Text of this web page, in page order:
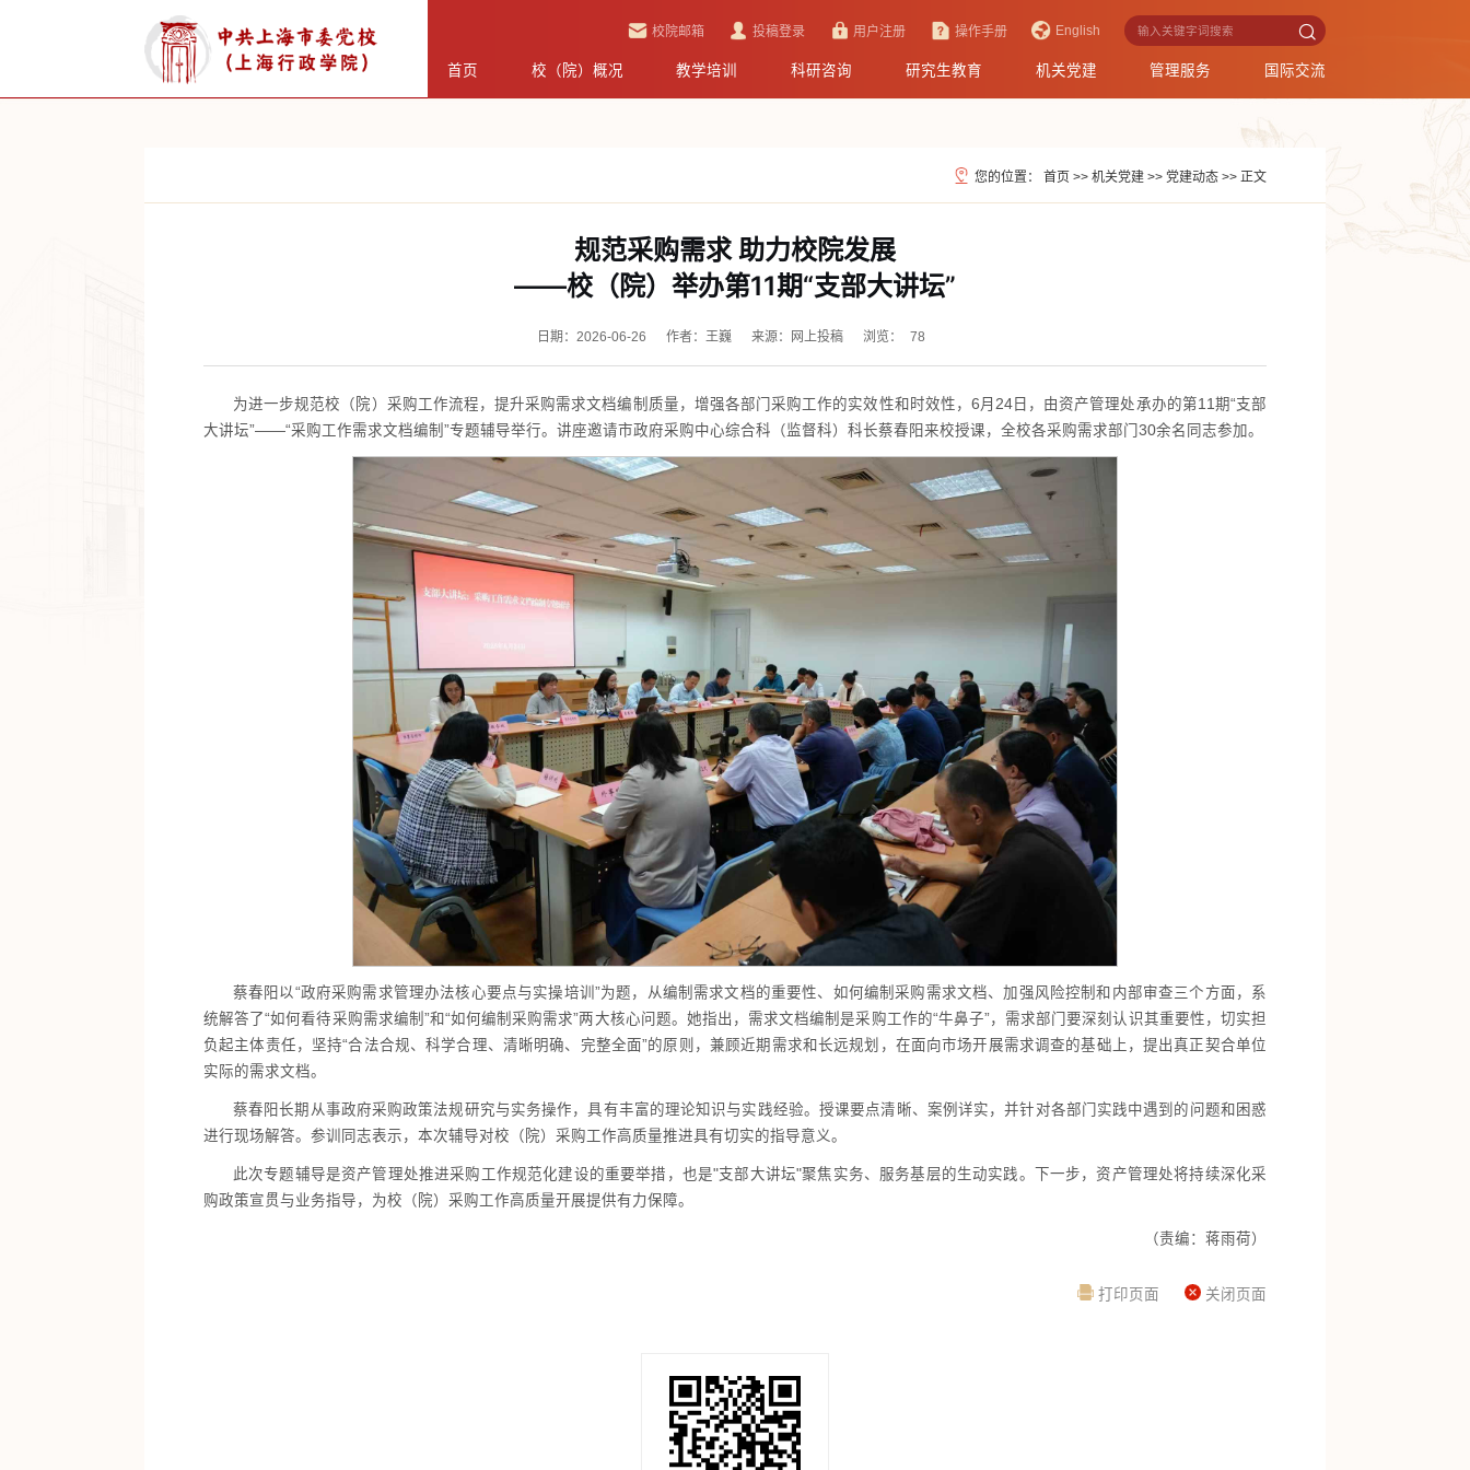
校院邮箱 投稿登录 用户注册 操作手册 English
首页 校（院）概况 教学培训 科研咨询 研究生教育 机关党建 管理服务 国际交流
您的位置： 首页 >> 机关党建 >> 党建动态 >> 正文
规范采购需求 助力校院发展
——校（院）举办第11期“支部大讲坛”
日期：2026-06-26 作者：王巍 来源：网上投稿 浏览： 78
为进一步规范校（院）采购工作流程，提升采购需求文档编制质量，增强各部门采购工作的实效性和时效性，6月24日，由资产管理处承办的第11期“支部
大讲坛”——“采购工作需求文档编制”专题辅导举行。讲座邀请市政府采购中心综合科（监督科）科长蔡春阳来校授课，全校各采购需求部门30余名同志参加。
蔡春阳以“政府采购需求管理办法核心要点与实操培训”为题，从编制需求文档的重要性、如何编制采购需求文档、加强风险控制和内部审查三个方面，系
统解答了“如何看待采购需求编制”和“如何编制采购需求”两大核心问题。她指出，需求文档编制是采购工作的“牛鼻子”，需求部门要深刻认识其重要性，切实担
负起主体责任，坚持“合法合规、科学合理、清晰明确、完整全面”的原则，兼顾近期需求和长远规划，在面向市场开展需求调查的基础上，提出真正契合单位
实际的需求文档。
蔡春阳长期从事政府采购政策法规研究与实务操作，具有丰富的理论知识与实践经验。授课要点清晰、案例详实，并针对各部门实践中遇到的问题和困惑
进行现场解答。参训同志表示，本次辅导对校（院）采购工作高质量推进具有切实的指导意义。
此次专题辅导是资产管理处推进采购工作规范化建设的重要举措，也是"支部大讲坛"聚焦实务、服务基层的生动实践。下一步，资产管理处将持续深化采
购政策宣贯与业务指导，为校（院）采购工作高质量开展提供有力保障。
（责编：蒋雨荷）
打印页面 关闭页面